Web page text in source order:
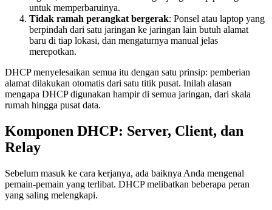
untuk memperbaruinya.
Tidak ramah perangkat bergerak: Ponsel atau laptop yang
berpindah dari satu jaringan ke jaringan lain butuh alamat
baru di tiap lokasi, dan mengaturnya manual jelas
merepotkan.
DHCP menyelesaikan semua itu dengan satu prinsip: pemberian
alamat dilakukan otomatis dari satu titik pusat. Inilah alasan
mengapa DHCP digunakan hampir di semua jaringan, dari skala
rumah hingga pusat data.
Komponen DHCP: Server, Client, dan
Relay
Sebelum masuk ke cara kerjanya, ada baiknya Anda mengenal
pemain-pemain yang terlibat. DHCP melibatkan beberapa peran
yang saling melengkapi.